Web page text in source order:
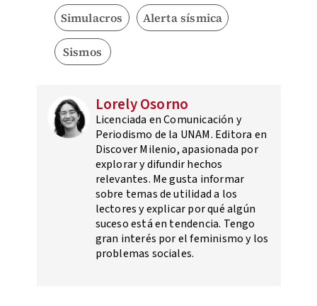
Simulacros Alerta sísmica
Sismos
Lorely Osorno
Licenciada en Comunicación y
Periodismo de la UNAM. Editora en
Discover Milenio, apasionada por
explorar y difundir hechos
relevantes. Me gusta informar
sobre temas de utilidad a los
lectores y explicar por qué algún
suceso está en tendencia. Tengo
gran interés por el feminismo y los
problemas sociales.